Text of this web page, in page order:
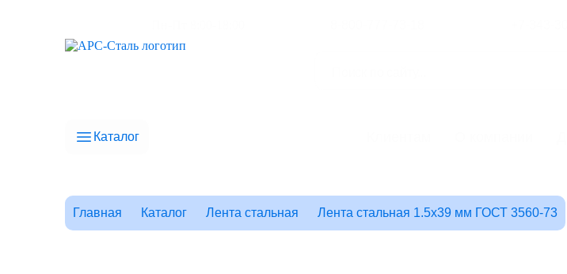
Каталог
Главная Каталог Лента стальная Лента стальная 1.5x39 мм ГОСТ 3560-73